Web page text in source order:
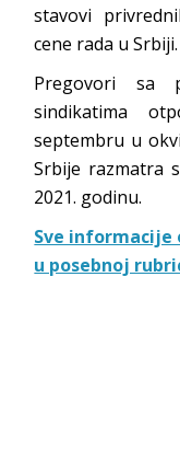
stavovi
cene rada u Srbiji.
Pregovori sa
sindikatima
septembru u
Srbije razmatra
2021. godinu.
Sve informacije
u posebnoj